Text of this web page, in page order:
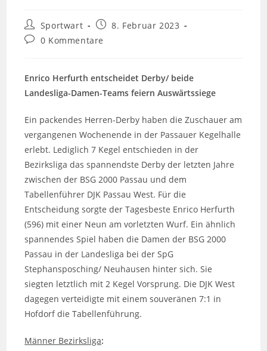
Beitrags-
Autor:
Sportwart
Beitrag8. Februar 2023
Beitrags-
0 Kommentare
Enrico Herfurth entscheidet Derby/ beide
Landesliga-Damen-Teams feiern Auswärtssiege
Ein packendes Herren-Derby haben die Zuschauer am
vergangenen Wochenende in der Passauer Kegelhalle
erlebt. Lediglich 7 Kegel entschieden in der
Bezirksliga das spannendste Derby der letzten Jahre
zwischen der BSG 2000 Passau und dem
Tabellenführer DJK Passau West. Für die
Entscheidung sorgte der Tagesbeste Enrico Herfurth
(596) mit einer Neun am vorletzten Wurf. Ein ähnlich
spannendes Spiel haben die Damen der BSG 2000
Passau in der Landesliga bei der SpG
Stephansposching/ Neuhausen hinter sich. Sie
siegten letztlich mit 2 Kegel Vorsprung. Die DJK West
dagegen verteidigte mit einem souveränen 7:1 in
Hofdorf die Tabellenführung.
Männer Bezirksliga: